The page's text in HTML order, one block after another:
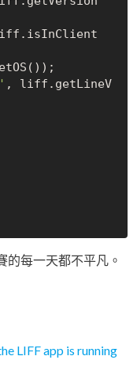
, liff.getLineV
的每一天都不平凡。
LIFF app is running